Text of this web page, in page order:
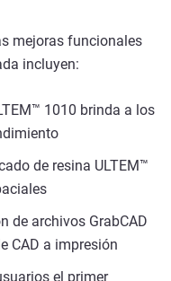
mejoras funcionales
incluyen:
1010 brinda a los
de resina ULTEM™
de archivos GrabCAD
CAD a impresión
el primer